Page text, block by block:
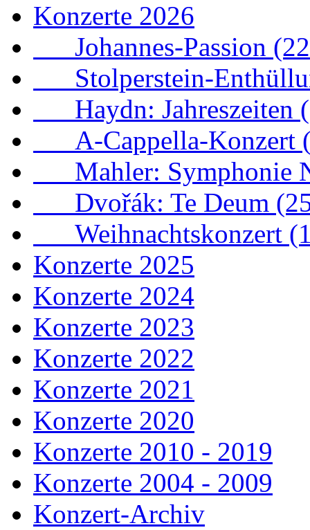
Konzerte 2026
Johannes-Passion
Stolperstein-
Haydn: Jahreszeiten
A-Cappella-Konzert
Mahler: Symphonie
Dvořák: Te Deum
Weihnachtskonzert
Konzerte 2025
Konzerte 2024
Konzerte 2023
Konzerte 2022
Konzerte 2021
Konzerte 2020
Konzerte 2010 - 2019
Konzerte 2004 - 2009
Konzert-Archiv